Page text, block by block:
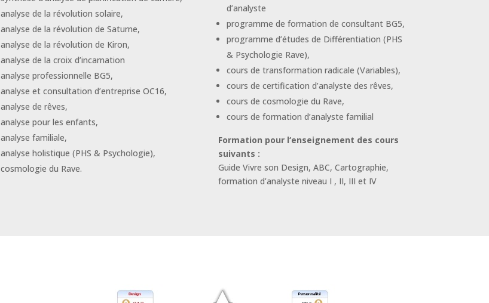
analyse de la révolution solaire,
analyse de la révolution de Saturne,
analyse de la révolution de Kiron,
analyse de la croix d’incarnation
analyse professionnelle BG5,
analyse et consultation d’entreprise OC16,
analyse de rêves,
analyse pour les enfants,
analyse familiale,
analyse holistique (PHS & Psychologie),
cosmologie du Rave.
d’analyste
programme de formation de consultant BG5,
programme d’études de Différentiation (PHS
& Psychologie Rave),
cours de transformation radicale (Variables),
cours de certification d’analyste des rêves,
cours de cosmologie du Rave,
cours de formation d’analyste familial
Formation pour l‘enseignement des cours
suivants :
Guide Vivre son Design, ABC, Cartographie,
formation d’analyste niveau I , II, III et IV